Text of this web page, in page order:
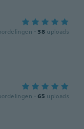
· 38 uploads
· 65 uploads